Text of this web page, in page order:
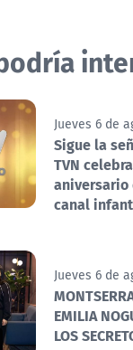
Jueves 6 de
Sigue la
TVN
aniversario
canal
Jueves 6 de
EMILIA
LOS